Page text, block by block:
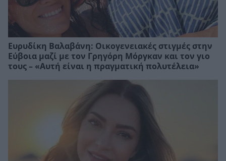
Ευρυδίκη Βαλαβάνη: Οικογενειακές στιγμές στην
Εύβοια μαζί με τον Γρηγόρη Μόργκαν και τον γιο
τους – «Αυτή είναι η πραγματική πολυτέλεια»